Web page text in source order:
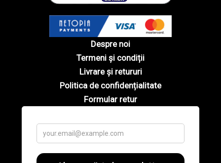
Despre noi
Termeni și condiții
Livrare și retururi
Politica de confidențialitate
Formular retur